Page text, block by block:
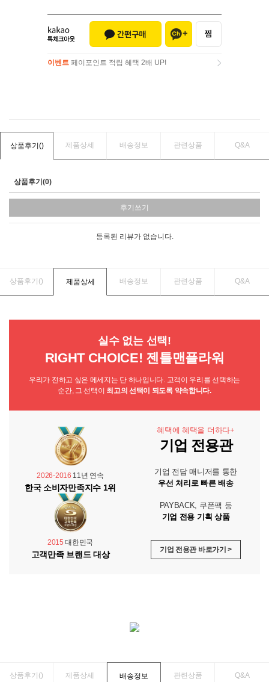
이벤트 페이포인트 적립 혜택 2배 UP!
상품후기() 제품상세 배송정보 관련상품 Q&A
상품후기(0)
후기쓰기
등록된 리뷰가 없습니다.
상품후기() 제품상세 배송정보 관련상품 Q&A
실수 없는 선택!
RIGHT CHOICE! 젠틀맨플라워
우리가 전하고 싶은 메세지는 단 하나입니다. 고객이 우리를 선택하는
순간, 그 선택이 최고의 선택이 되도록 약속합니다.
2026-2016 11년 연속
한국 소비자만족지수 1위
2015 대한민국
고객만족 브랜드 대상
혜택에 혜택을 더하다+
기업 전용관
기업 전담 매니저를 통한
우선 처리로 빠른 배송
PAYBACK, 쿠폰팩 등
기업 전용 기획 상품
기업 전용관 바로가기 >
상품후기() 제품상세 배송정보 관련상품 Q&A